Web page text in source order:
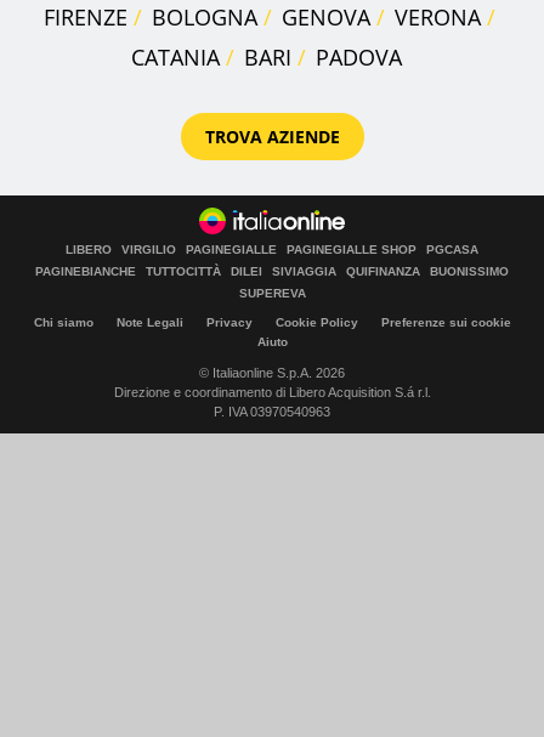
FIRENZE
BOLOGNA GENOVA
VERONA
CATANIA
BARI PADOVA
TROVA AZIENDE
LIBERO VIRGILIO PAGINEGIALLE PAGINEGIALLE SHOP
PGCASA
PAGINEBIANCHE
TUTTOCITTÀ DILEI SIVIAGGIA QUIFINANZA
BUONISSIMO
SUPEREVA
Chi siamo Note Legali Privacy Cookie Policy
Preferenze sui cookie
Aiuto
© Italiaonline S.p.A. 2026
Direzione e coordinamento di Libero Acquisition S.á r.l.
P. IVA 03970540963